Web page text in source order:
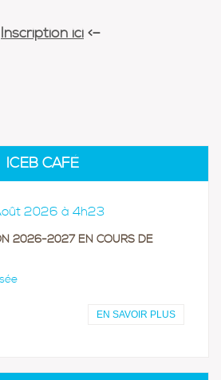
Inscription ici <–
ICEB CAFÉ
2026 à 4h23
2026-2027 EN COURS DE
EN SAVOIR PLUS